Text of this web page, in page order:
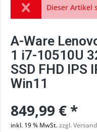
Dieser Artikel
A-Ware
1 i7-10510U
SSD FHD IPS
Win11
849,99 € *
inkl. 19 % MwSt.zzgl.